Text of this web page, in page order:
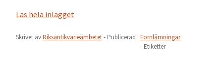
Läs hela inlägget
Skrivet avRiksantikvarieämbetet- Publicerad i Fornlämningar
- Etiketter